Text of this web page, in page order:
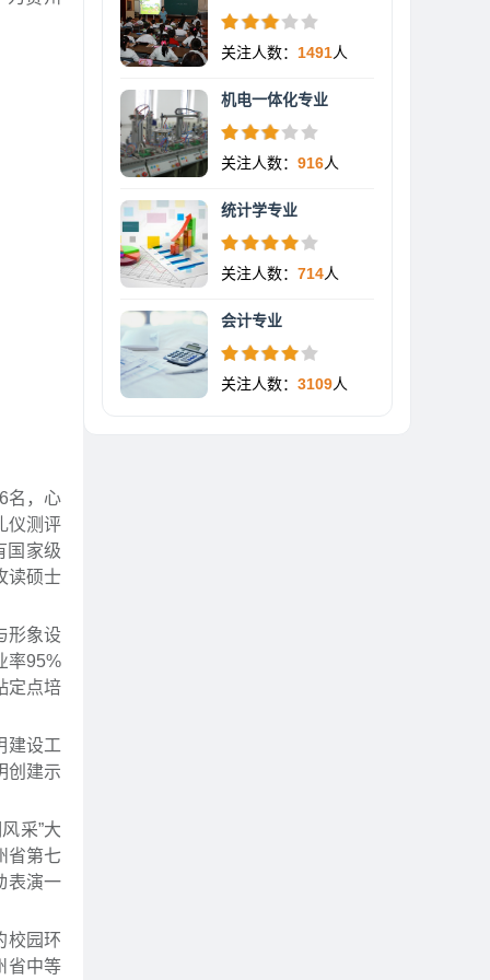
名，心
仪测评
国家级
读硕士
形象设
率95%
定点培
建设工
创建示
采”大
省第七
表演一
校园环
省中等
关注人数： 1491人
机电一体化专业
关注人数： 916人
统计学专业
关注人数： 714人
会计专业
关注人数： 3109人